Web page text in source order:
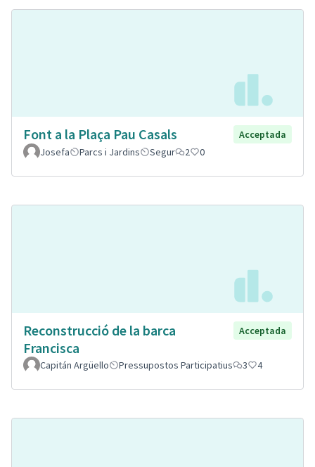
Font a la Plaça Pau Casals
Acceptada
Josefa
Parcs i Jardins Segur 2 0
Reconstrucció de la barca
Francisca
Acceptada
Capitán Argüello Pressupostos Participatius 3 4